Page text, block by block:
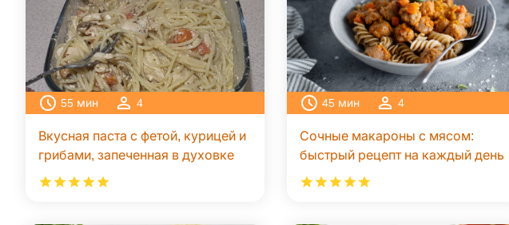
55 мин 4
Вкусная паста с фетой, курицей и
грибами, запеченная в духовке
45 мин 4
Сочные макароны с мясом:
быстрый рецепт на каждый день